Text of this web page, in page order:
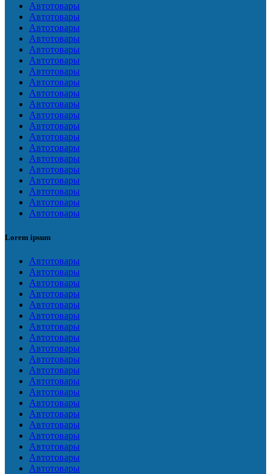
Автотовары
Автотовары
Автотовары
Автотовары
Автотовары
Автотовары
Автотовары
Автотовары
Автотовары
Автотовары
Автотовары
Автотовары
Автотовары
Автотовары
Автотовары
Автотовары
Автотовары
Автотовары
Автотовары
Автотовары
Lorem ipsum
Автотовары
Автотовары
Автотовары
Автотовары
Автотовары
Автотовары
Автотовары
Автотовары
Автотовары
Автотовары
Автотовары
Автотовары
Автотовары
Автотовары
Автотовары
Автотовары
Автотовары
Автотовары
Автотовары
Автотовары